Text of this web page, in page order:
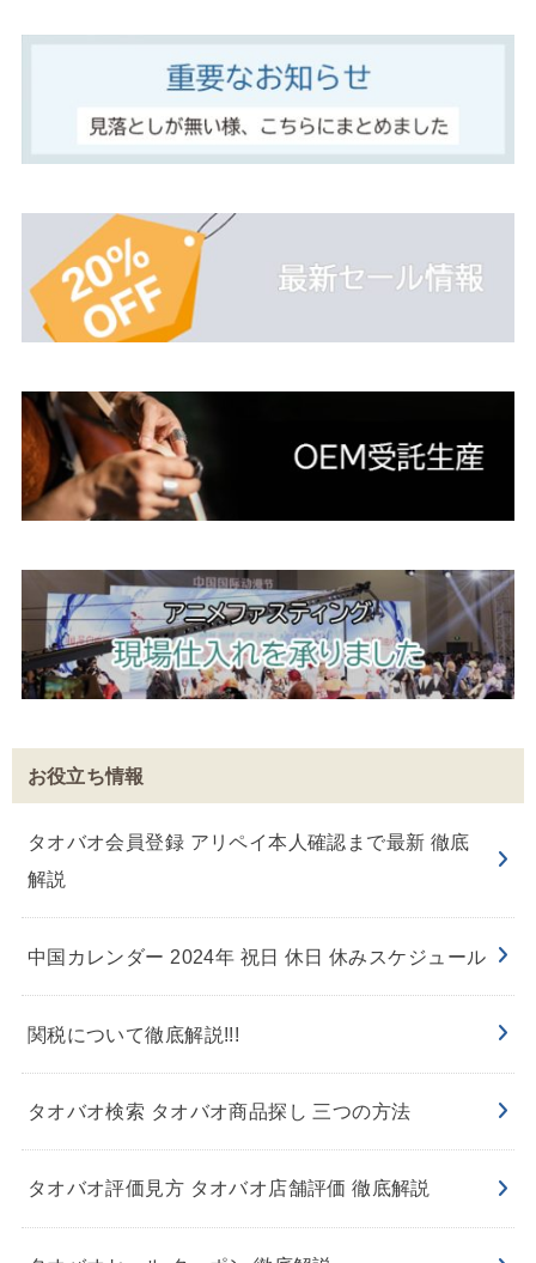
お役立ち情報
タオバオ会員登録 アリペイ本人確認まで最新 徹底
解説
中国カレンダー 2024年 祝日 休日 休みスケジュール
関税について徹底解説!!!
タオバオ検索 タオバオ商品探し 三つの方法
タオバオ評価見方 タオバオ店舗評価 徹底解説